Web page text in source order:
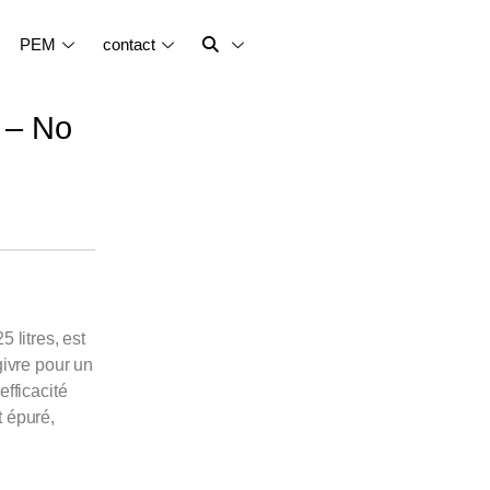
PEM contact
No
litres, est
pour un
épuré,